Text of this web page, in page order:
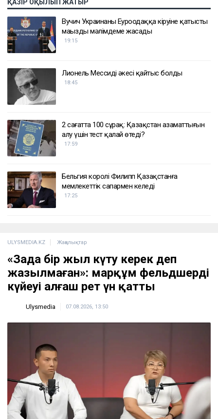
ҚАЗІР ОҚЫЛЫП ЖАТЫР
Вучич Украинаның Еуроодаққа кіруіне қатысты
маңызды мәлімдеме жасады
19:15
Лионель Мессидің әкесі қайтыс болды
18:45
алу үшін тест қалай өтеді?
Бельгия королі Филипп Қазақстанға
мемлекеттік сапармен келеді
ULYSMEDIA.KZ
«Заңда бір жыл күту керек деп
жазылмаған»: марқұм фельдшердің
күйеуі алғаш рет үн қатты
Ulysmedia 07.08.2026, 13:50